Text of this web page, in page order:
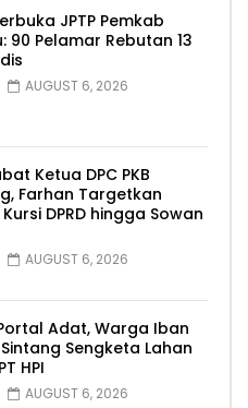
JPTP Pemkab
90 Pelamar Rebutan 13
AUGUST 6, 2026
Ketua DPC PKB
Farhan Targetkan
DPRD hingga Sowan
AUGUST 6, 2026
Adat, Warga Iban
Sengketa Lahan
HPI
AUGUST 6, 2026